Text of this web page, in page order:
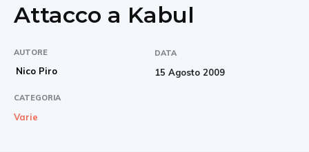
Attacco a Kabul
AUTORE
Nico Piro
DATA
15 Agosto 2009
CATEGORIA
Varie